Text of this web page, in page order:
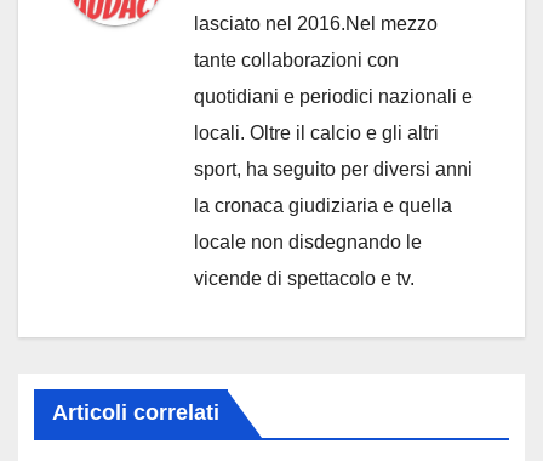
lasciato nel 2016.Nel mezzo
tante collaborazioni con
quotidiani e periodici nazionali e
locali. Oltre il calcio e gli altri
sport, ha seguito per diversi anni
la cronaca giudiziaria e quella
locale non disdegnando le
vicende di spettacolo e tv.
Articoli correlati